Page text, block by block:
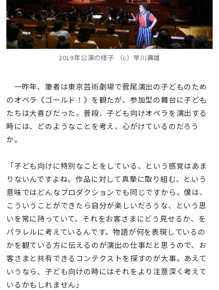
2019年公演の様子 （c）早川壽雄
一昨年、筆者は東京芸術劇場で菅尾演出の子どものため
のオペラ《ゴールド！》を観たが、参加型の舞台に子ども
たちは大喜びだった。普段、子ども向けオペラを演出する
時には、どのようなことを考え、心がけているのだろう
か。
「子ども向けに特別なことをしている、という感覚はあま
りないんですよね。作品に対して真摯に取り組む、という
意味ではどんなプロダクションでも同じですから。僕は、
こういうことができたら自分が楽しいだろうな、という思
いを常に持っていて、それをお客さまにどう見せるか、を
パラレルに考えているんです。物語が何を表現しているの
かを観ている方に伝えるのが演出の仕事だと思うので、お
客さまと共有できるコンテクストを探すのが大事。あえて
いうなら、子ども向けの時にはそれをより注意深く考えて
いるかもしれません」